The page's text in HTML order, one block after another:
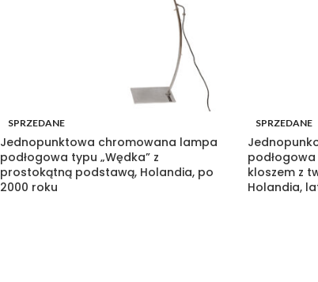
SPRZEDANE
Jednopunktowa chromowana lampa
podłogowa typu „Wędka” z
prostokątną podstawą, Holandia, po
2000 roku
SPRZEDANE
podłogowa
kloszem z
Holandia,